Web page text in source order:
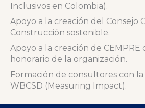
Inclusivos en Colombia).
Apoyo a la creación del Consejo
Construcción sostenible.
Apoyo a la creación de
honorario de la organización.
Formación de consultores con
WBCSD (Measuring Impact).